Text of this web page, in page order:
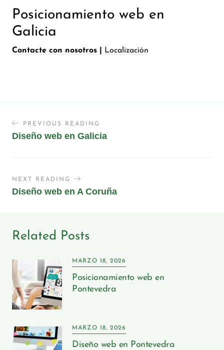
Posicionamiento web en
Galicia
Contacte con nosotros Localización
PREVIOUS READING
Diseño web en Galicia
NEXT READING
Diseño web en A Coruña
Related Posts
MARZO 18, 2026
Posicionamiento web en
Pontevedra
MARZO 18, 2026
Diseño web en Pontevedra